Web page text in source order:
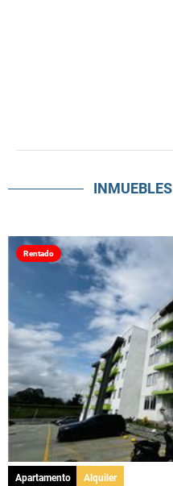
INMUEBLES
Rentado
Apartamento Alquiler